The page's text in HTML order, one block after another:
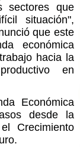
sectores que
situación",
que este
económica
hacia la
en
Económica
desde la
Crecimiento